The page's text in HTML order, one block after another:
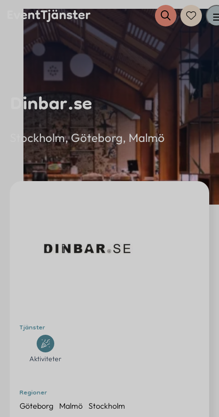
Tjänster
Evenemang
Eventplanering
Anslut dig till EventTjänster
Om oss
Logga in
Adress
Dinbar.se
Stockholm, Göteborg, Malmö
Tjänster
Aktiviteter
Regioner
Göteborg Malmö Stockholm